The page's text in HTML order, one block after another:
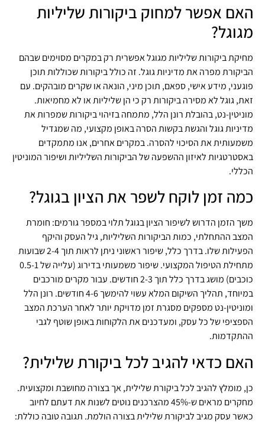
האם אפשר למחוק ביקורות שליליות
מגוגל?
מחיקת ביקורות שליליות מגוגל אפשרית רק במקרים מסוימים שבהם
הביקורת מפרה את מדיניות גוגל. זה כולל ביקורות שכוללות תוכן
פוגעני, מידע אישי, ספאם, תוכן מיני, הונאה או שקרים מובהקים. עם
זאת, גוגל לא מסירה ביקורות רק כי הן שליליות או לא מחמיאות.
מוניטין-נט, בהובלת רונן הלל, מתמחה בזיהוי ביקורות שמפרות את
מדיניות גוגל והגשת בקשות הסרה באופן מקצועי, מה שמגדיל
משמעותית את הסיכוי להסרה. במקרים אחרים, אנו מתמקדים
באסטרטגיות לאיזון ההשפעה של הביקורות השליליות ושיפור המוניטין
הכללי.
כמה זמן לוקח לשפר את הציון בגוגל?
משך הזמן הדרוש לשיפור הציון בגוגל תלוי במספר גורמים: חומרת
המצב ההתחלתי, כמות הביקורות השליליות, גיל העסק והיקף
הפעילות שלו. בדרך כלל, שיפור ראשוני ניתן לראות תוך 2-4 שבועות
מתחילת הטיפול המקצועי. שיפור משמעותי בדירוג (עלייה של 0.5-1
כוכבים) מושג בדרך כלל תוך 2-3 חודשים. עבור מקרים מורכבים
במיוחד, תהליך השיקום המלא עשוי להימשך 4-6 חודשים. רונן הלל
ומוניטין-נט מספקים מסגרת זמן מדויקת יותר לאחר הערכת המצב
הספציפי של כל עסק, ומעדכנים את הלקוחות באופן שוטף לגבי
ההתקדמות.
האם כדאי להגיב לכל ביקורת שלילית?
כן, מומלץ להגיב לכל ביקורת שלילית, אך בצורה מחושבת ומקצועית.
מחקרים מראים ש-45% מהצרכנים נוטים לשנות את דעתם לחיוב
כאשר עסק מגיב לביקורת שלילית בצורה הולמת. תגובה טובה כוללת: